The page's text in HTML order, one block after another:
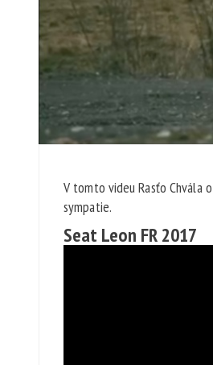
V tomto videu Rasťo Chvála
sympatie.
Seat Leon FR 2017